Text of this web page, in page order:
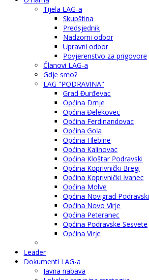
Tijela LAG-a
Skupština
Predsjednik
Nadzorni odbor
Upravni odbor
Povjerenstvo za prigovore
Članovi LAG-a
Gdje smo?
LAG "PODRAVINA"
Grad Đurđevac
Općina Drnje
Općina Đelekovec
Općina Ferdinandovac
Općina Gola
Općina Hlebine
Općina Kalinovac
Općina Kloštar Podravski
Općina Koprivnički Bregi
Općina Koprivnički Ivanec
Općina Molve
Općina Novigrad Podravski
Općina Novo Virje
Općina Peteranec
Općina Podravske Sesvete
Općina Virje
Leader
Dokumenti LAG-a
Javna nabava